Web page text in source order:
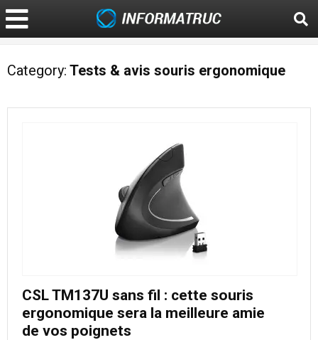
Category: Tests & avis souris ergonomique
CSL TM137U sans fil : cette souris
ergonomique sera la meilleure amie
de vos poignets